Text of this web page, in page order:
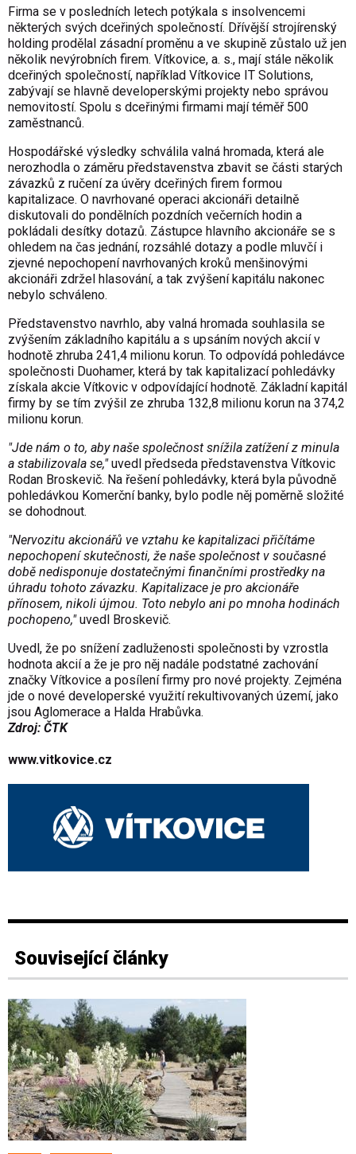
Firma se v posledních letech potýkala s insolvencemi
některých svých dceřiných společností. Dřívější strojírenský
holding prodělal zásadní proměnu a ve skupině zůstalo už jen
několik nevýrobních firem. Vítkovice, a. s., mají stále několik
dceřiných společností, například Vítkovice IT Solutions,
zabývají se hlavně developerskými projekty nebo správou
nemovitostí. Spolu s dceřinými firmami mají téměř 500
zaměstnanců.
Hospodářské výsledky schválila valná hromada, která ale
nerozhodla o záměru představenstva zbavit se části starých
závazků z ručení za úvěry dceřiných firem formou
kapitalizace. O navrhované operaci akcionáři detailně
diskutovali do pondělních pozdních večerních hodin a
pokládali desítky dotazů. Zástupce hlavního akcionáře se s
ohledem na čas jednání, rozsáhlé dotazy a podle mluvčí i
zjevné nepochopení navrhovaných kroků menšinovými
akcionáři zdržel hlasování, a tak zvýšení kapitálu nakonec
nebylo schváleno.
Představenstvo navrhlo, aby valná hromada souhlasila se
zvýšením základního kapitálu a s upsáním nových akcií v
hodnotě zhruba 241,4 milionu korun. To odpovídá pohledávce
společnosti Duohamer, která by tak kapitalizací pohledávky
získala akcie Vítkovic v odpovídající hodnotě. Základní kapitál
firmy by se tím zvýšil ze zhruba 132,8 milionu korun na 374,2
milionu korun.
"Jde nám o to, aby naše společnost snížila zatížení z minula
a stabilizovala se,"uvedl předseda představenstva Vítkovic
Rodan Broskevič. Na řešení pohledávky, která byla původně
pohledávkou Komerční banky, bylo podle něj poměrně složité
se dohodnout.
"Nervozitu akcionářů ve vztahu ke kapitalizaci přičítáme
nepochopení skutečnosti, že naše společnost v současné
době nedisponuje dostatečnými finančními prostředky na
úhradu tohoto závazku. Kapitalizace je pro akcionáře
přínosem, nikoli újmou. Toto nebylo ani po mnoha hodinách
pochopeno,"uvedl Broskevič.
Uvedl, že po snížení zadluženosti společnosti by vzrostla
hodnota akcií a že je pro něj nadále podstatné zachování
značky Vítkovice a posílení firmy pro nové projekty. Zejména
jde o nové developerské využití rekultivovaných území, jako
jsou Aglomerace a Halda Hrabůvka.
Zdroj: ČTK
www.vitkovice.cz
Související články